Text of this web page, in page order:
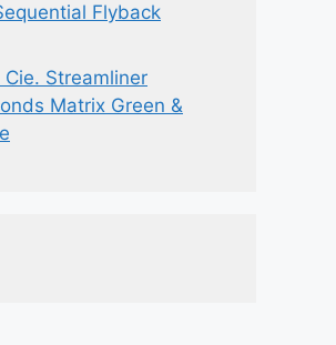
Flyback
Cie. Streamliner
Matrix Green &